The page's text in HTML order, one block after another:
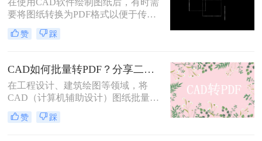
法。
在使用CAD软件绘制图纸后，有时需
要将图纸转换为PDF格式以便于传输
和查看。然而，在转换过程中，有时
会遇到CAD转PDF图太小的问题。这
为您详细分析原因并提供cad转pdf图
太小怎么回事解决方法。
赞 踩
CAD如何批量转PDF？分享二种高效的转换方法！
在工程设计、建筑绘图等领域，将
CAD（计算机辅助设计）图纸批量转
换为PDF（可移植文档格式）是一个
常见且重要的任务。PDF格式不仅具
赞 踩